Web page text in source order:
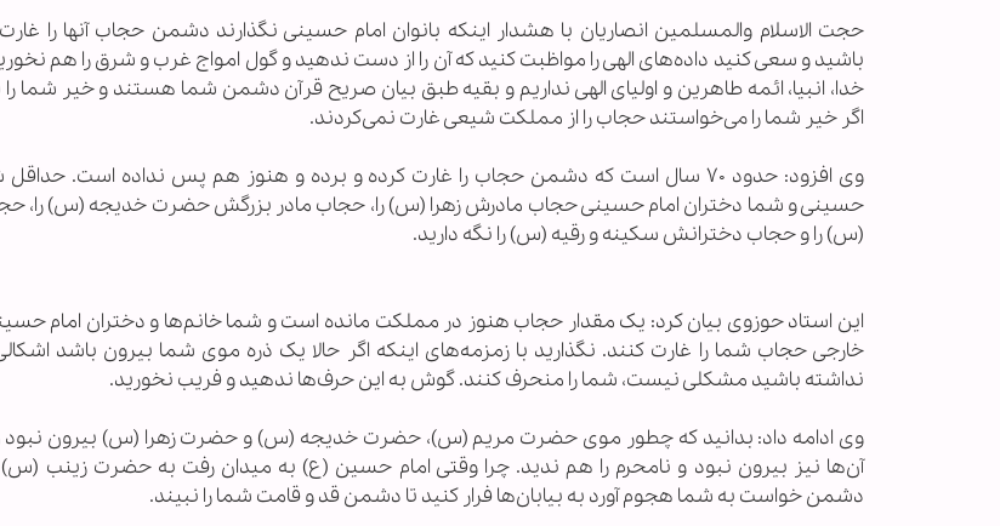
حجت الاسلام والمسلمین انصاریان با هشدار اینکه بانوان امام حسینی نگذارند دشمن حجاب آنها را
باشید و سعی کنید داده‌های الهی را مواظبت کنید که آن را از دست ندهید و گول امواج غرب و شرق را هم
خدا، انبیا، ائمه طاهرین و اولیای الهی نداریم و بقیه طبق بیان صریح قرآن دشمن شما هستند و خیر شما
اگر خیر شما را می‌خواستند حجاب را از مملکت شیعی غارت نمی‌کردند.
وی افزود: حدود ۷۰ سال است که دشمن حجاب را غارت کرده و برده و هنوز هم پس نداده است.
حسینی و شما دختران امام حسینی حجاب مادرش زهرا (س) را، حجاب مادر بزرگش حضرت خدیجه (س) را،
(س) را و حجاب دخترانش سکینه و رقیه (س) را نگه دارید.
این استاد حوزوی بیان کرد: یک مقدار حجاب هنوز در مملکت مانده است و شما خانم‌ها و دختران امام
خارجی حجاب شما را غارت کنند. نگذارید با زمزمه‌های اینکه اگر حالا یک ذره موی شما بیرون باشد اشکالی
نداشته باشید مشکلی نیست، شما را منحرف کنند. گوش به این حرف‌ها ندهید و فریب نخورید.
وی ادامه داد: بدانید که چطور موی حضرت مریم (س)، حضرت خدیجه (س) و حضرت زهرا (س) بیرون نبود
آن‌ها نیز بیرون نبود و نامحرم را هم ندید. چرا وقتی امام حسین (ع) به میدان رفت به حضرت زینب
دشمن خواست به شما هجوم آورد به بیابان‌ها فرار کنید تا دشمن قد و قامت شما را نبیند.